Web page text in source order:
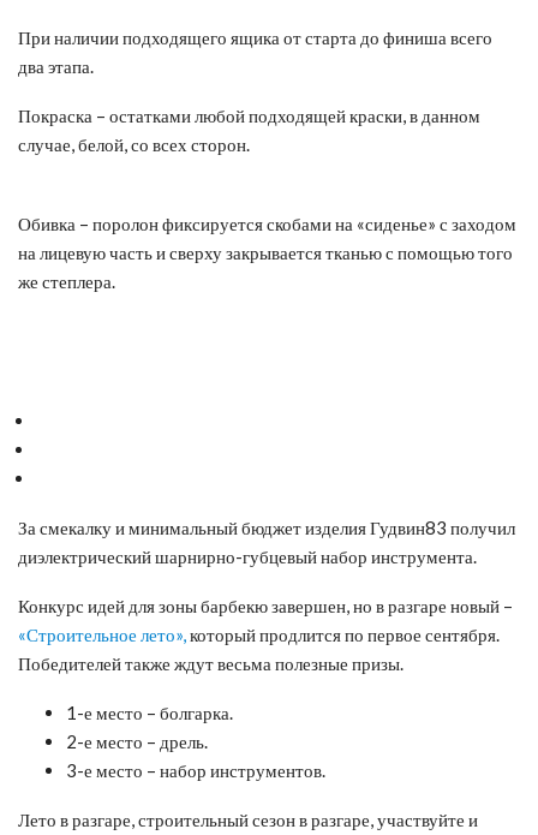
При наличии подходящего ящика от старта до финиша всего
два этапа.
Покраска – остатками любой подходящей краски, в данном
случае, белой, со всех сторон.
Обивка – поролон фиксируется скобами на «сиденье» с заходом
на лицевую часть и сверху закрывается тканью с помощью того
же степлера.
За смекалку и минимальный бюджет изделия Гудвин83 получил
диэлектрический шарнирно-губцевый набор инструмента.
Конкурс идей для зоны барбекю завершен, но в разгаре новый –
«Строительное лето»,который продлится по первое сентября.
Победителей также ждут весьма полезные призы.
1-е место – болгарка.
2-е место – дрель.
3-е место – набор инструментов.
Лето в разгаре, строительный сезон в разгаре, участвуйте и